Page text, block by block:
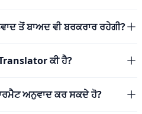
ਤੋਂ ਬਾਅਦ ਵੀ ਬਰਕਰਾਰ ਰਹੇਗੀ?
ਕੀ ਹੈ?
ਅਨੁਵਾਦ ਕਰ ਸਕਦੇ ਹੋ?